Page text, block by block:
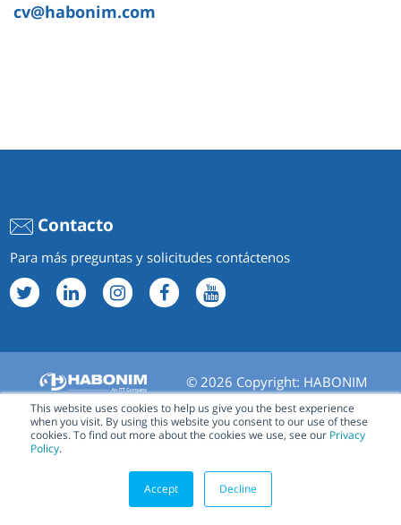
This website uses cookies to help us give you the best experience
when you visit. By using this website you consent to our use of these
cookies. To find out more about the cookies we use, see our Privacy
Policy.
Accept Decline
cv@habonim.com
Contacto
Para más preguntas y solicitudes contáctenos
© 2026 Copyright: HABONIM